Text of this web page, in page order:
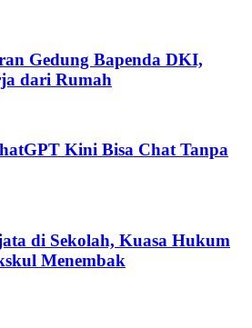
Gedung Bapenda DKI,
dari Rumah
Kini Bisa Chat Tanpa
di Sekolah, Kuasa Hukum
Menembak